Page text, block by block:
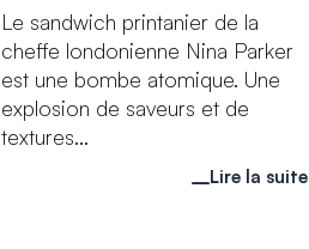
Le sandwich printanier de la
cheffe londonienne Nina Parker
est une bombe atomique. Une
explosion de saveurs et de
textures...
Lire la suite